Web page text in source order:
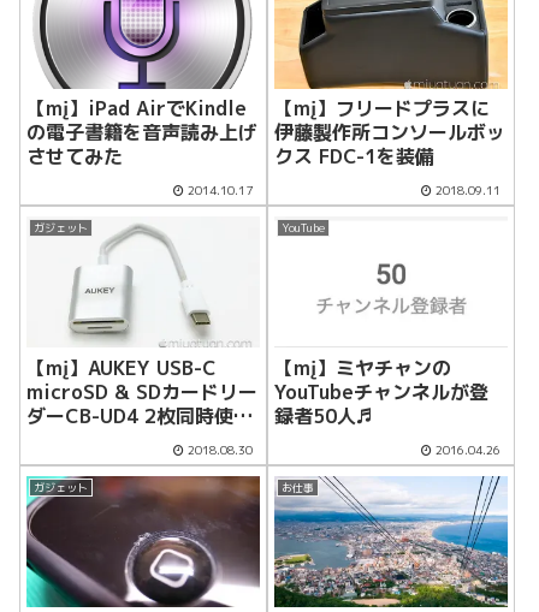
【mį】iPad AirでKindle
の電子書籍を音声読み上げ
させてみた
2014.10.17
【mį】フリードプラスに
伊藤製作所コンソールボッ
クス FDC-1を装備
2018.09.11
ガジェット
【mį】AUKEY USB-C
microSD & SDカードリー
ダーCB-UD4 2枚同時使用
2018.08.30
YouTube
【mį】ミヤチャンの
YouTubeチャンネルが登
録者50人♬
2016.04.26
ガジェット お仕事